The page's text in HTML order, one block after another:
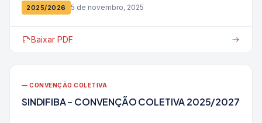
2025/2026 5 de novembro, 2025
Baixar PDF
— CONVENÇÃO COLETIVA
SINDIFIBA – CONVENÇÃO COLETIVA 2025/2027